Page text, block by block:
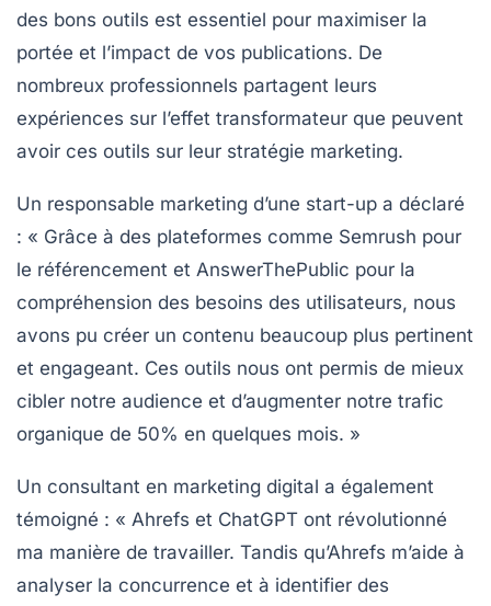
des bons outils est essentiel pour maximiser la
portée et l’impact de vos publications. De
nombreux professionnels partagent leurs
expériences sur l’effet transformateur que peuvent
avoir ces outils sur leur stratégie marketing.
Un responsable marketing d’une start-up a déclaré
: « Grâce à des plateformes comme Semrush pour
le référencement et AnswerThePublic pour la
compréhension des besoins des utilisateurs, nous
avons pu créer un contenu beaucoup plus pertinent
et engageant. Ces outils nous ont permis de mieux
cibler notre audience et d’augmenter notre trafic
organique de 50% en quelques mois. »
Un consultant en marketing digital a également
témoigné : « Ahrefs et ChatGPT ont révolutionné
ma manière de travailler. Tandis qu’Ahrefs m’aide à
analyser la concurrence et à identifier des